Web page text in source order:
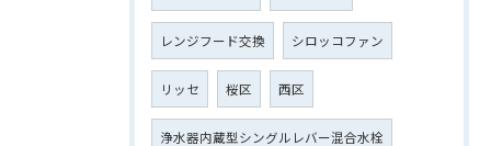
レンジフード交換 シロッコファン
リッセ 桜区 西区
浄水器内蔵型シングルレバー混合水栓